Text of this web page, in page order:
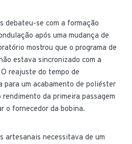
debateu-se com a formação
após uma mudança de
mostrou que o programa de
estava sincronizado com a
reajuste do tempo de
para um acabamento de poliéster
da primeira passagem
o fornecedor da bobina.
artesanais necessitava de um